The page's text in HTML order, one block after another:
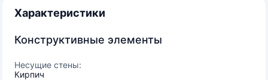
Характеристики
Конструктивные элементы
Несущие стены:
Кирпич